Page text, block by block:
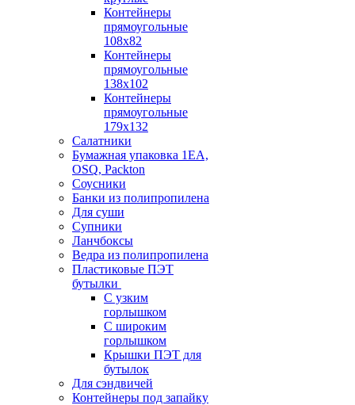
Контейнеры
прямоугольные
108х82
Контейнеры
прямоугольные
138х102
Контейнеры
прямоугольные
179х132
Салатники
Бумажная упаковка 1ЕА,
OSQ, Packton
Соусники
Банки из полипропилена
Для суши
Супники
Ланчбоксы
Ведра из полипропилена
Пластиковые ПЭТ
бутылки
С узким
горлышком
С широким
горлышком
Крышки ПЭТ для
бутылок
Для сэндвичей
Контейнеры под запайку